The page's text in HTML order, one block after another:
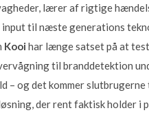
lærer af rigtige
til næste generations
Kooi har længe satset på at
til branddetektion
– og det kommer slutbrugerne
der rent faktisk holder i